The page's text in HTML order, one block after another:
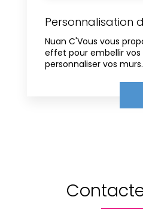
Personnalisation
Nuan C'Vous vous
effet pour embellir vos
personnaliser vos